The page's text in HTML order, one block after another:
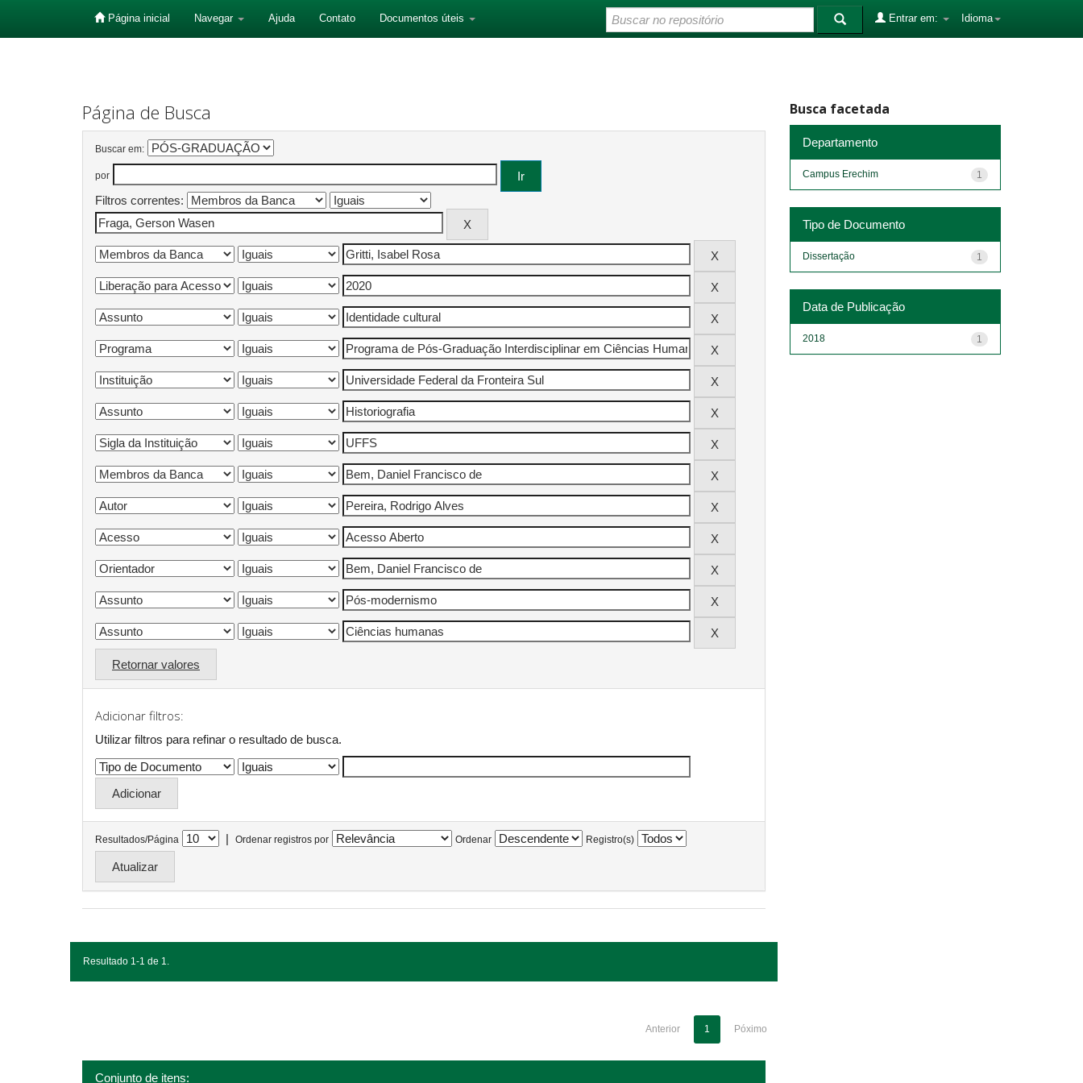
Página inicial Navegar Ajuda Contato Documentos úteis Idioma
Entrar em:
Página de Busca
Buscar em:
por
Filtros correntes:
Retornar valores
Adicionar filtros:
Utilizar filtros para refinar o resultado de busca.
Resultados/Página | Ordenar registros por Ordenar Registro(s)
Resultado 1-1 de 1.
Anterior 1 Póximo
Conjunto de itens:
Busca facetada
Departamento
1
Campus Erechim
Tipo de Documento
1
Dissertação
Data de Publicação
1
2018